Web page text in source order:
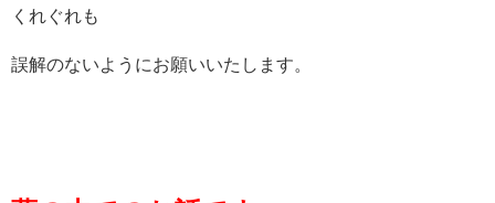
くれぐれも
誤解のないようにお願いいたします。